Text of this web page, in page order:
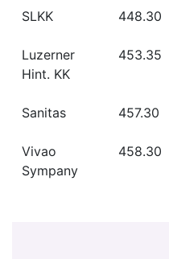
SLKK 448.30
Luzerner
Hint. KK
453.35
Sanitas 457.30
Vivao
Sympany
458.30